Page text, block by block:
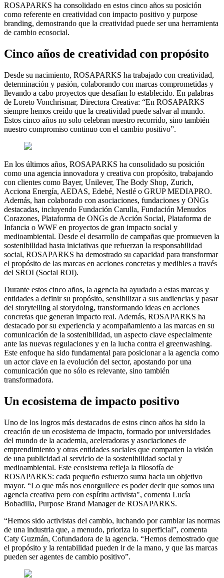
ROSAPARKS ha consolidado en estos cinco años su posición
como referente en creatividad con impacto positivo y purpose
branding, demostrando que la creatividad puede ser una herramienta
de cambio ecosocial.
Cinco años de creatividad con propósito
Desde su nacimiento, ROSAPARKS ha trabajado con creatividad,
determinación y pasión, colaborando con marcas comprometidas y
llevando a cabo proyectos que desafían lo establecido. En palabras
de Loreto Vonchrismar, Directora Creativa: “En ROSAPARKS
siempre hemos creído que la creatividad puede salvar al mundo.
Estos cinco años no solo celebran nuestro recorrido, sino también
nuestro compromiso continuo con el cambio positivo”.
En los últimos años, ROSAPARKS ha consolidado su posición
como una agencia innovadora y creativa con propósito, trabajando
con clientes como Bayer, Unilever, The Body Shop, Zurich,
Acciona Energía, AEDAS, Edebé, Nestlé o GRUP MEDIAPRO.
Además, han colaborado con asociaciones, fundaciones y ONGs
destacadas, incluyendo Fundación Carulla, Fundación Menudos
Corazones, Plataforma de ONGs de Acción Social, Plataforma de
Infancia o WWF en proyectos de gran impacto social y
medioambiental. Desde el desarrollo de campañas que promueven la
sostenibilidad hasta iniciativas que refuerzan la responsabilidad
social, ROSAPARKS ha demostrado su capacidad para transformar
el propósito de las marcas en acciones concretas y medibles a través
del SROI (Social ROI).
Durante estos cinco años, la agencia ha ayudado a estas marcas y
entidades a definir su propósito, sensibilizar a sus audiencias y pasar
del storytelling al storydoing, transformando ideas en acciones
concretas que generan impacto real. Además, ROSAPARKS ha
destacado por su experiencia y acompañamiento a las marcas en su
comunicación de la sostenibilidad, un aspecto clave especialmente
ante las nuevas regulaciones y en la lucha contra el greenwashing.
Este enfoque ha sido fundamental para posicionar a la agencia como
un actor clave en la evolución del sector, apostando por una
comunicación que no sólo es relevante, sino también
transformadora.
Un ecosistema de impacto positivo
Uno de los logros más destacados de estos cinco años ha sido la
creación de un ecosistema de impacto, formado por universidades
del mundo de la academia, aceleradoras y asociaciones de
emprendimiento y otras entidades sociales que comparten la visión
de una publicidad al servicio de la sostenibilidad social y
medioambiental. Este ecosistema refleja la filosofía de
ROSAPARKS: cada pequeño esfuerzo suma hacia un objetivo
mayor. “Lo que más nos enorgullece es poder decir que somos una
agencia creativa pero con espíritu activista", comenta Lucía
Bobadilla, Purpose Brand Manager de ROSAPARKS.
“Hemos sido activistas del cambio, luchando por cambiar las normas
de una industria que, a menudo, prioriza lo superficial”, comenta
Caty Guzmán, Cofundadora de la agencia. “Hemos demostrado que
el propósito y la rentabilidad pueden ir de la mano, y que las marcas
pueden ser agentes de cambio positivo”.